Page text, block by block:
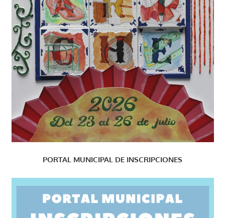
PORTAL MUNICIPAL DE INSCRIPCIONES